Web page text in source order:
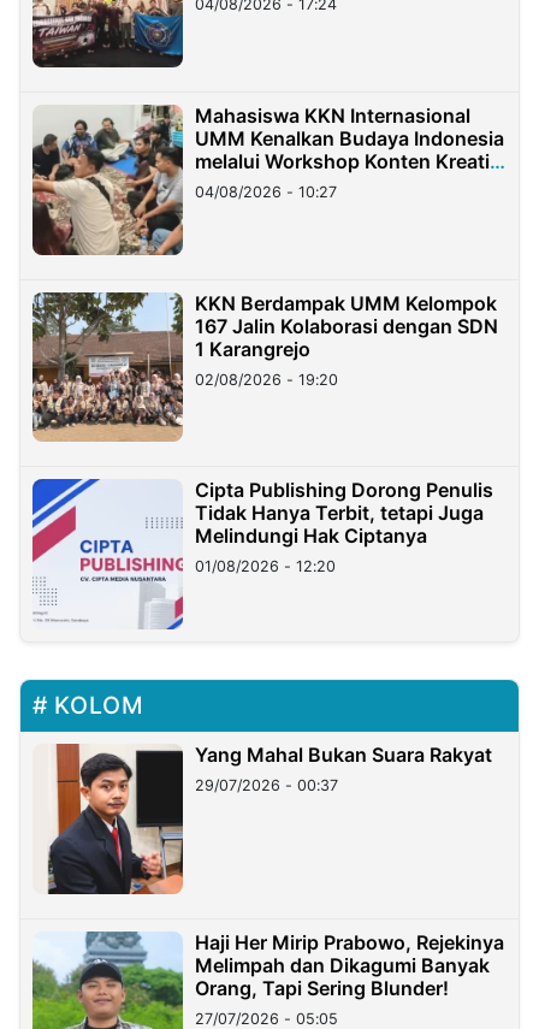
04/08/2026 - 17:24
Mahasiswa KKN Internasional
UMM Kenalkan Budaya Indonesia
melalui Workshop Konten Kreatif
di Taiwan
04/08/2026 - 10:27
KKN Berdampak UMM Kelompok
167 Jalin Kolaborasi dengan SDN
1 Karangrejo
02/08/2026 - 19:20
Cipta Publishing Dorong Penulis
Tidak Hanya Terbit, tetapi Juga
Melindungi Hak Ciptanya
01/08/2026 - 12:20
KOLOM
Yang Mahal Bukan Suara Rakyat
29/07/2026 - 00:37
Haji Her Mirip Prabowo, Rejekinya
Melimpah dan Dikagumi Banyak
Orang, Tapi Sering Blunder!
27/07/2026 - 05:05